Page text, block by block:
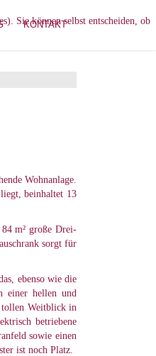
KONTAKT
Wohnanlage.
beinhaltet 13
m² große Drei-
sorgt für
ebenso wie die
einer hellen und
tollen Weitblick in
betriebene
sowie einen
ist noch Platz.
Sie können selbst entscheiden, ob